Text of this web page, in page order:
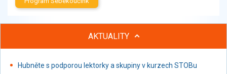
Ochucovadla, přísady, sladidla
Proteinové výrobky, doplňky stravy
Nápoje alkoholické
AKTUALITY
Hubněte s podporou lektorky a skupiny v kurzech STOBu